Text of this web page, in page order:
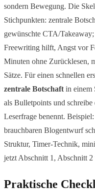
sondern Bewegung. Die
Stichpunkten: zentrale
gewünschte CTA/
Freewriting hilft, Angst vor
Minuten ohne Zurücklesen,
Sätze. Für einen schnellen
zentrale Botschaft in einem
als Bulletpoints und
Leserfrage benennt.
brauchbaren Blogentwurf
Struktur, Timer-Technik,
jetzt Abschnitt 1, Abschnitt 2
Praktische